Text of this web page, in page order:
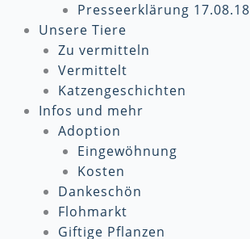
Presseerklärung 17.08.18
Unsere Tiere
Zu vermitteln
Vermittelt
Katzengeschichten
Infos und mehr
Adoption
Eingewöhnung
Kosten
Dankeschön
Flohmarkt
Giftige Pflanzen